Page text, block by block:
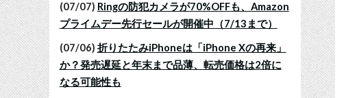
(07/07) Ringの防犯カメラが70%OFFも、Amazon
プライムデー先行セールが開催中（7/13まで）
(07/06) 折りたたみiPhoneは「iPhone Xの再来」
か？発売遅延と年末まで品薄、転売価格は2倍に
なる可能性も